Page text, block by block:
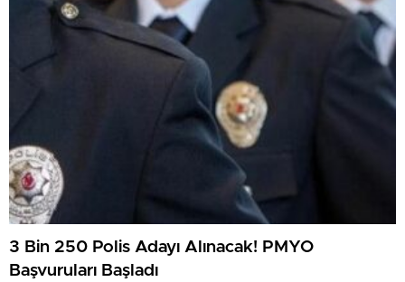
3 Bin 250 Polis Adayı Alınacak! PMYO
Başvuruları Başladı